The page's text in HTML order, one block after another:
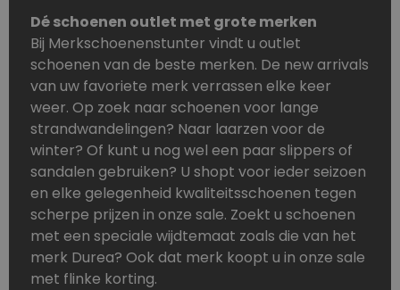
Dé schoenen outlet met grote merken
Bij Merkschoenenstunter vindt u outlet
schoenen van de beste merken. De new arrivals
van uw favoriete merk verrassen elke keer
weer. Op zoek naar schoenen voor lange
strandwandelingen? Naar laarzen voor de
winter? Of kunt u nog wel een paar slippers of
sandalen gebruiken? U shopt voor ieder seizoen
en elke gelegenheid kwaliteitsschoenen tegen
scherpe prijzen in onze sale. Zoekt u schoenen
met een speciale wijdtemaat zoals die van het
merk Durea? Ook dat merk koopt u in onze sale
met flinke korting.